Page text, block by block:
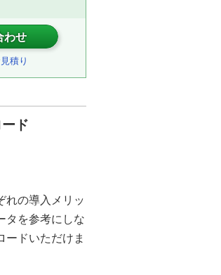
わせ
積り
ド
れの導入メリッ
タを参考にしな
ードいただけま